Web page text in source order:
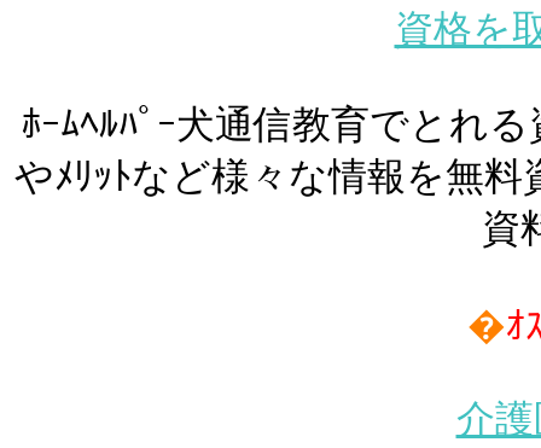
資格を
ﾎｰﾑﾍﾙﾊﾟｰ犬通信教育でとれ
やﾒﾘｯﾄなど様々な情報を無
資
�ｵ
介